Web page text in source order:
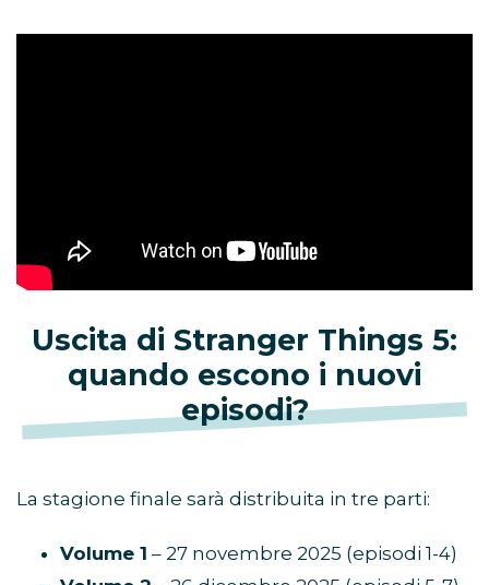
Uscita di Stranger Things 5:
quando escono i nuovi
episodi?
La stagione finale sarà distribuita in tre parti:
Volume 1 – 27 novembre 2025 (episodi 1-4)